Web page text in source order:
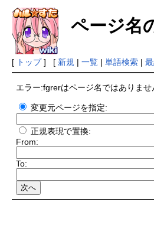
ページ名
[ トップ] [ 新規 | 一覧| 単語検索|
エラー:fgrerはページ名ではありませ
変更元ページを指定:
正規表現で置換:
From:
To: